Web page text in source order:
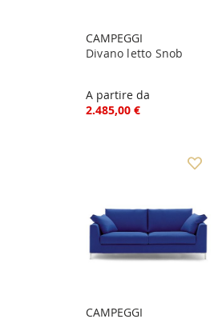
CAMPEGGI
Divano letto Snob
A partire da
2.485,00 €
CAMPEGGI